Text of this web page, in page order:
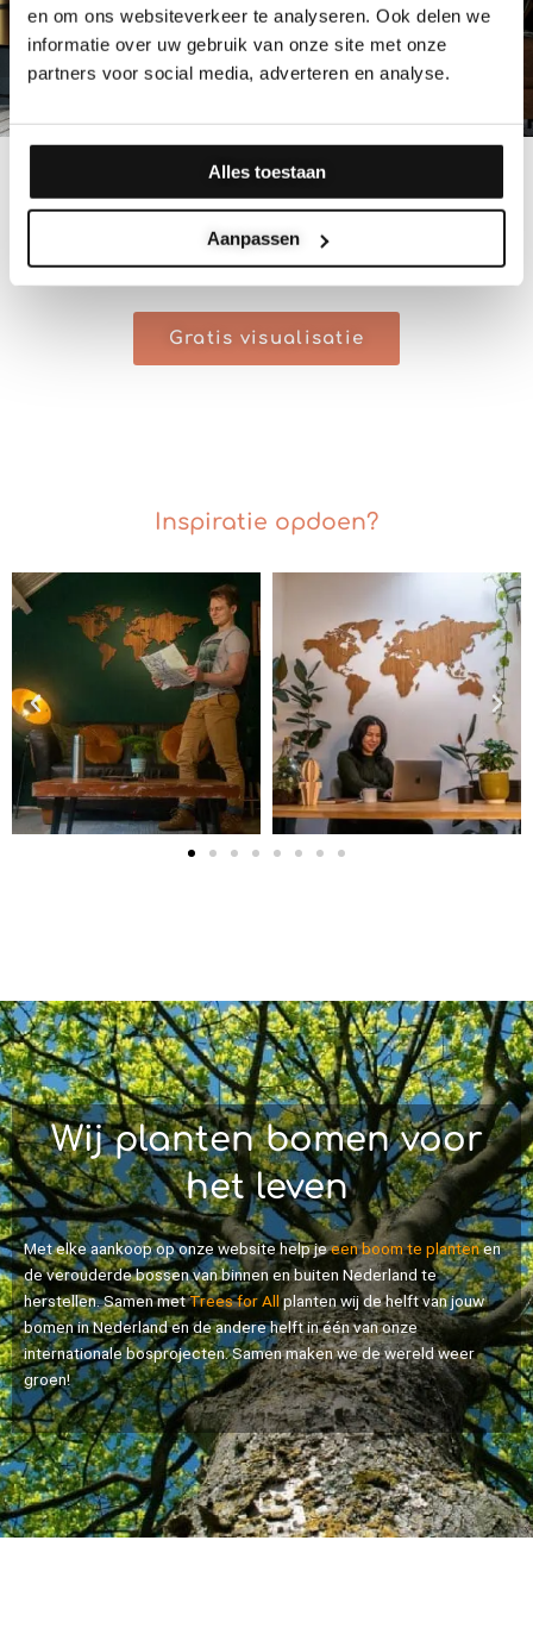
en om ons websiteverkeer te analyseren. Ook delen we
informatie over uw gebruik van onze site met onze
partners voor social media, adverteren en analyse.
Alles toestaan
Aanpassen
instructievideo
Gratis visualisatie
Inspiratie opdoen?
Wij planten bomen voor
het leven
Met elke aankoop op onze website help jeeen boom te plantenen
de verouderde bossen van binnen en buiten Nederland te
herstellen. Samen metTrees for All planten wij de helft van jouw
bomen in Nederland en de andere helft in één van onze
internationale bosprojecten. Samen maken we de wereld weer
groen!